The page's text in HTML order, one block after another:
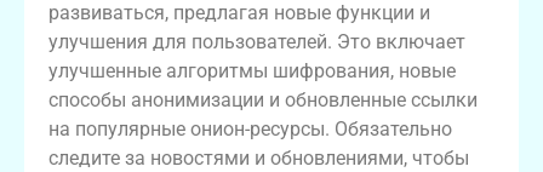
развиваться, предлагая новые функции и
улучшения для пользователей. Это включает
улучшенные алгоритмы шифрования, новые
способы анонимизации и обновленные ссылки
на популярные онион-ресурсы. Обязательно
следите за новостями и обновлениями, чтобы